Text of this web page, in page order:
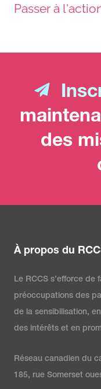
Passer à
des
À propos du
Le RCCS s’efforce de
préoccupations des
de la sensibilisation,
des intérêts et en
Réseau canadien du
185, rue Somerset